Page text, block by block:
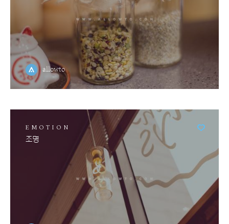
allowto
EMOTION
조명